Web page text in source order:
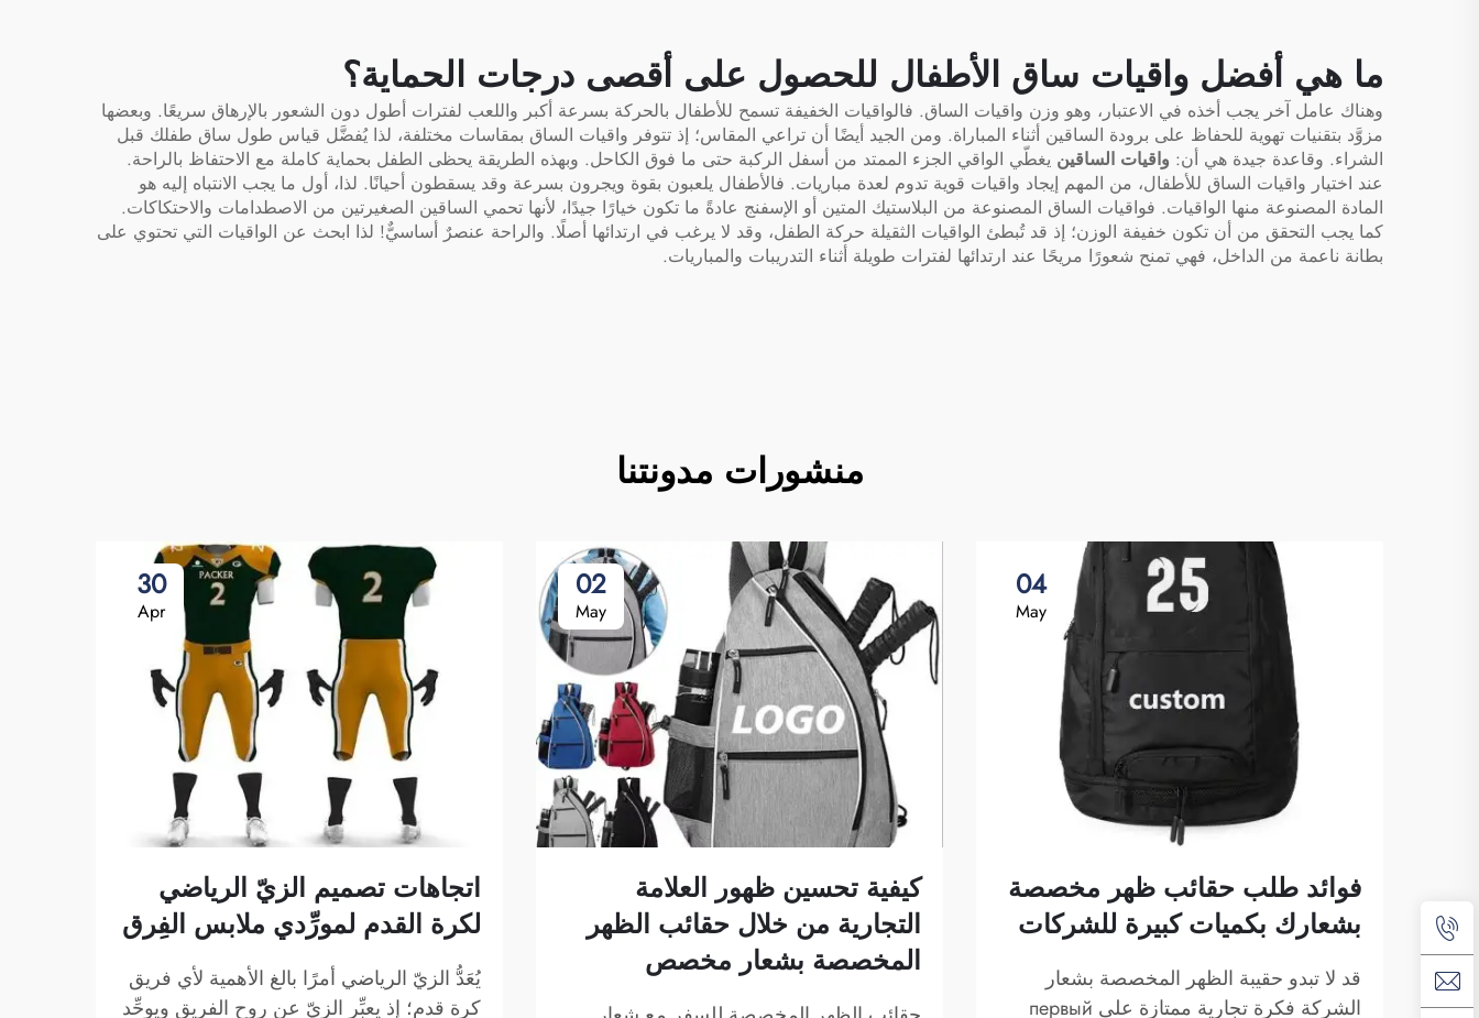
ما هي أفضل واقيات ساق الأطفال للحصول على أقصى درجات الحماية؟
وهناك عامل آخر يجب أخذه في الاعتبار، وهو وزن واقيات الساق. فالواقيات الخفيفة تسمح للأطفال بالحركة بسرعة أكبر واللعب لفترات أطول دون الشعور بالإرهاق سريعًا. وبعضها
مزوَّد بتقنيات تهوية للحفاظ على برودة الساقين أثناء المباراة. ومن الجيد أيضًا أن تراعي المقاس؛ إذ تتوفر واقيات الساق بمقاسات مختلفة، لذا يُفضَّل قياس طول ساق طفلك قبل
الشراء. وقاعدة جيدة هي أن: واقيات الساقين يغطّي الواقي الجزء الممتد من أسفل الركبة حتى ما فوق الكاحل. وبهذه الطريقة يحظى الطفل بحماية كاملة مع الاحتفاظ بالراحة.
عند اختيار واقيات الساق للأطفال، من المهم إيجاد واقيات قوية تدوم لعدة مباريات. فالأطفال يلعبون بقوة ويجرون بسرعة وقد يسقطون أحيانًا. لذا، أول ما يجب الانتباه إليه هو
المادة المصنوعة منها الواقيات. فواقيات الساق المصنوعة من البلاستيك المتين أو الإسفنج عادةً ما تكون خيارًا جيدًا، لأنها تحمي الساقين الصغيرتين من الاصطدامات والاحتكاكات.
كما يجب التحقق من أن تكون خفيفة الوزن؛ إذ قد تُبطئ الواقيات الثقيلة حركة الطفل، وقد لا يرغب في ارتدائها أصلًا. والراحة عنصرٌ أساسيٌّ! لذا ابحث عن الواقيات التي تحتوي على
بطانة ناعمة من الداخل، فهي تمنح شعورًا مريحًا عند ارتدائها لفترات طويلة أثناء التدريبات والمباريات.
منشورات مدونتنا
04
May
فوائد طلب حقائب ظهر مخصصة
بشعارك بكميات كبيرة للشركات
قد لا تبدو حقيبة الظهر المخصصة بشعار
الشركة فكرة تجارية ممتازة على первый
02
May
كيفية تحسين ظهور العلامة
التجارية من خلال حقائب الظهر
المخصصة بشعار مخصص
30
Apr
اتجاهات تصميم الزيّ الرياضي
لكرة القدم لمورِّدي ملابس الفِرق
يُعَدُّ الزيّ الرياضي أمرًا بالغ الأهمية لأي فريق
كرة قدم؛ إذ يعبِّر الزيّ عن روح الفريق ويوحِّد